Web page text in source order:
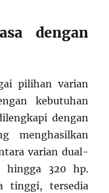
dengan
pilihan varian
kebutuhan
dengan
menghasilkan
varian dual-
hingga 320 hp.
tinggi, tersedia